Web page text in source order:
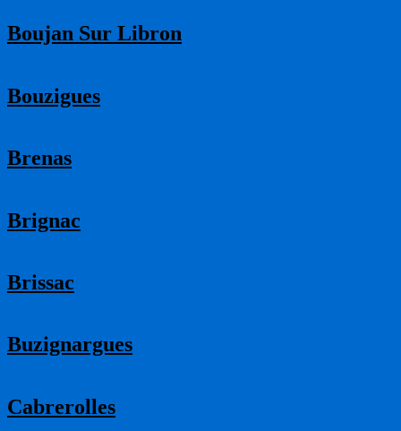
Boujan Sur Libron
Bouzigues
Brenas
Brignac
Brissac
Buzignargues
Cabrerolles